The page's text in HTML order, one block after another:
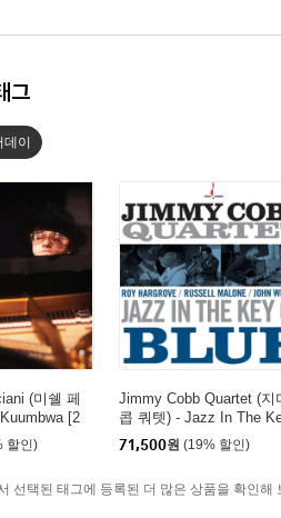
그
이
(미쉘 페
[2
할인)
Jimmy Cobb Quartet (지
콥 쿼텟) - Jazz In The
of Blue [블루 컬러 LP]
71,500원 (19% 할인)
선택된 태그에 등록된 더 많은 상품을 확인해